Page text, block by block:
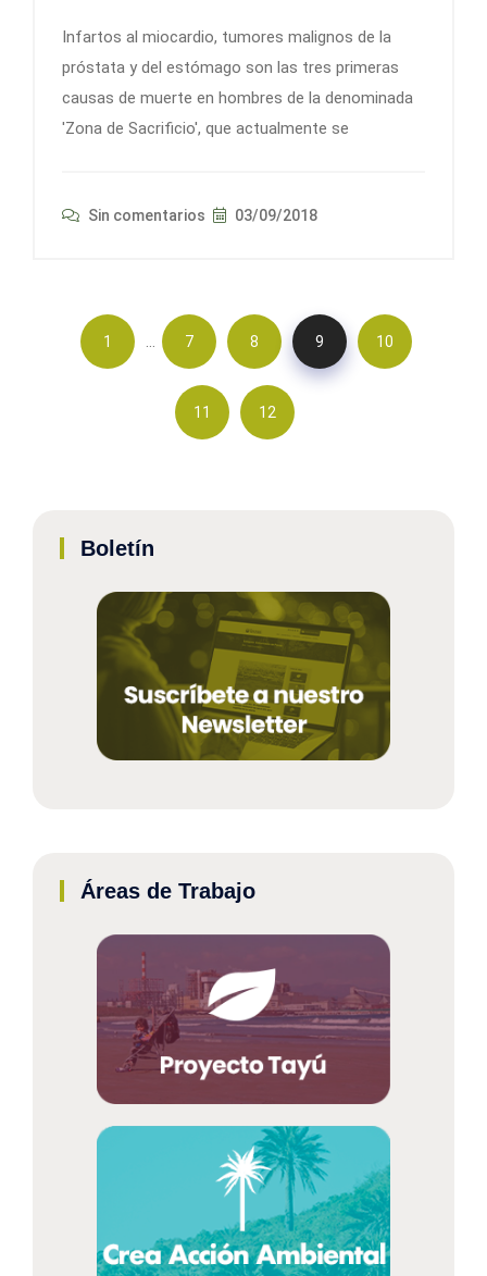
Infartos al miocardio, tumores malignos de la
próstata y del estómago son las tres primeras
causas de muerte en hombres de la denominada
'Zona de Sacrificio', que actualmente se
Sin comentarios 03/09/2018
1 … 7 8 9 10
11 12
Boletín
Áreas de Trabajo